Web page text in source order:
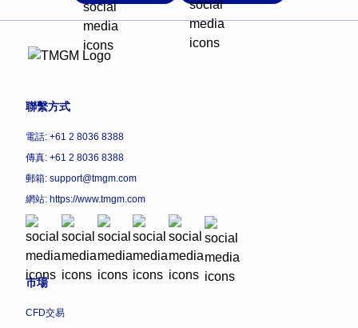
聯繫方式
電話: +61 2 8036 8388
傳真: +61 2 8036 8388
郵箱: support@tmgm.com
網站: https://www.tmgm.com
市場
CFD交易